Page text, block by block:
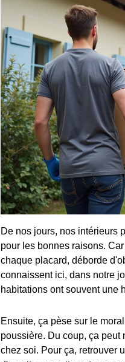
De nos jours, nos intérieurs
pour les bonnes raisons.
chaque placard, déborde
connaissent ici, dans notre
habitations ont souvent une
Ensuite, ça pèse sur le
poussière. Du coup, ça peut
chez soi. Pour ça, retrouver